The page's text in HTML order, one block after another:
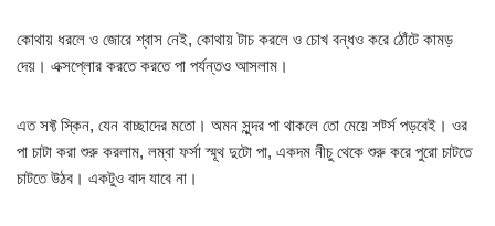
কোথায় ধরলে ও জোরে শ্বাস নেই, কোথায় টাচ করলে ও চোখ বন্ধও করে ঠোঁটে কামড়
দেয়। এক্সপ্লোর করতে করতে পা পর্যন্তও আসলাম।
এত সফ্ট স্কিন, যেন বাচ্ছাদের মতো। অমন সুন্দর পা থাকলে তো মেয়ে শর্ট্স পড়বেই। ওর
পা চাটা করা শুরু করলাম, লম্বা ফর্সা স্মূথ দুটো পা, একদম নীচু থেকে শুরু করে পুরো চাটতে
চাটতে উঠব। একটুও বাদ যাবে না।